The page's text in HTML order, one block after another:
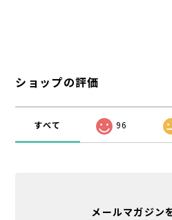
ショップの評価
すべて 96
メールマガジン